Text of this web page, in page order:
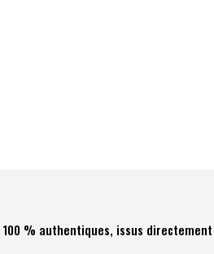
% authentiques, issus